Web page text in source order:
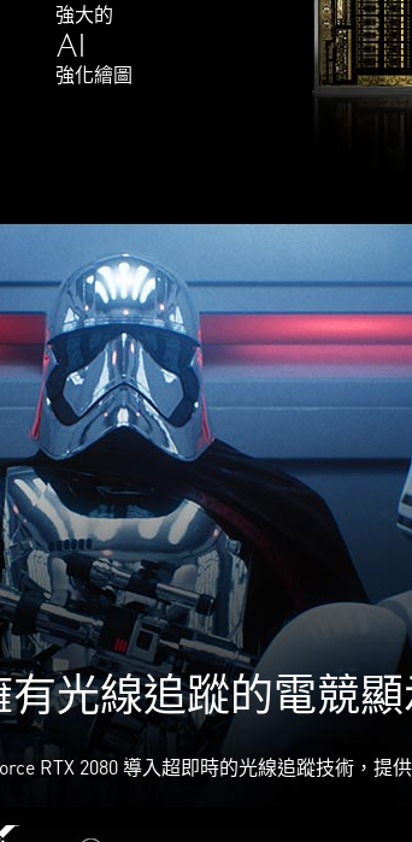
強大的
AI
強化繪圖
光線追蹤的電競
RTX 2080 導入超即時的光線追蹤技術，提